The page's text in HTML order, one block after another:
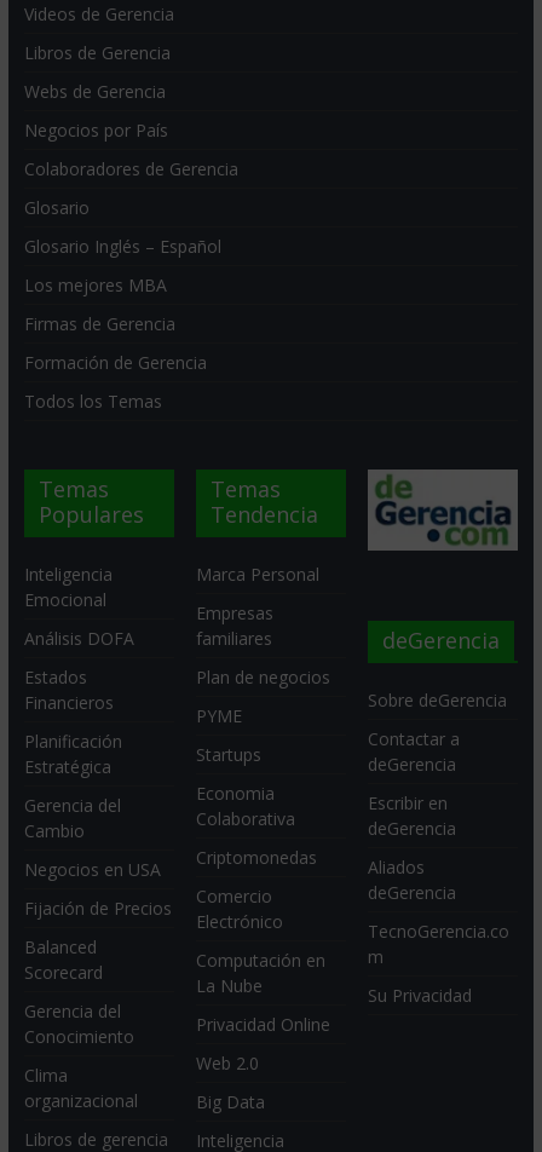
Videos de Gerencia
Libros de Gerencia
Webs de Gerencia
Negocios por País
Colaboradores de Gerencia
Glosario
Glosario Inglés – Español
Los mejores MBA
Firmas de Gerencia
Formación de Gerencia
Todos los Temas
Temas
Populares
Inteligencia
Emocional
Análisis DOFA
Estados
Financieros
Planificación
Estratégica
Gerencia del
Cambio
Negocios en USA
Fijación de Precios
Balanced
Scorecard
Gerencia del
Conocimiento
Clima
organizacional
Libros de gerencia
Temas
Tendencia
Marca Personal
Empresas
familiares
Plan de negocios
PYME
Startups
Economia
Colaborativa
Criptomonedas
Comercio
Electrónico
Computación en
La Nube
Privacidad Online
Web 2.0
Big Data
Inteligencia
deGerencia
Sobre deGerencia
Contactar a
deGerencia
Escribir en
deGerencia
Aliados
deGerencia
TecnoGerencia.co
m
Su Privacidad